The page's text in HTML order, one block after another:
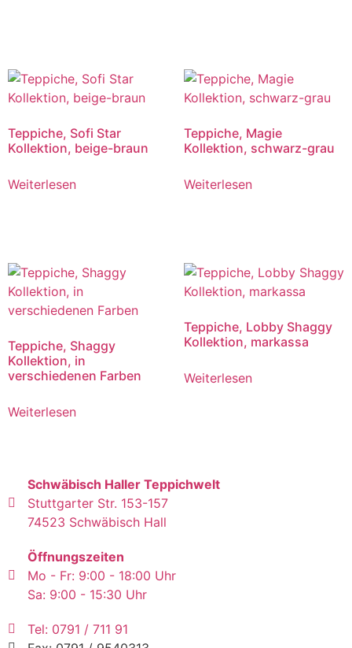
Teppiche, Sofi Star
Kollektion, beige-braun
Weiterlesen
Teppiche, Magie
Kollektion, schwarz-grau
Weiterlesen
Teppiche, Shaggy
Kollektion, in
verschiedenen Farben
Weiterlesen
Teppiche, Lobby Shaggy
Kollektion, markassa
Weiterlesen
Schwäbisch Haller Teppichwelt
Stuttgarter Str. 153-157
74523 Schwäbisch Hall
Öffnungszeiten
Mo - Fr: 9:00 - 18:00 Uhr
Sa: 9:00 - 15:30 Uhr
Tel: 0791 / 711 91